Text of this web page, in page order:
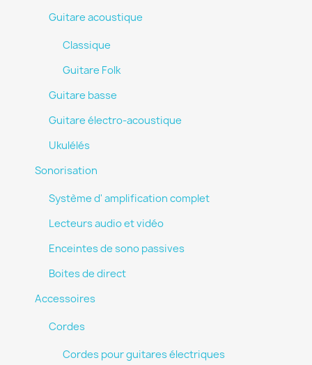
Guitare acoustique
Classique
Guitare Folk
Guitare basse
Guitare électro-acoustique
Ukulélés
Sonorisation
Système d' amplification complet
Lecteurs audio et vidéo
Enceintes de sono passives
Boites de direct
Accessoires
Cordes
Cordes pour guitares électriques